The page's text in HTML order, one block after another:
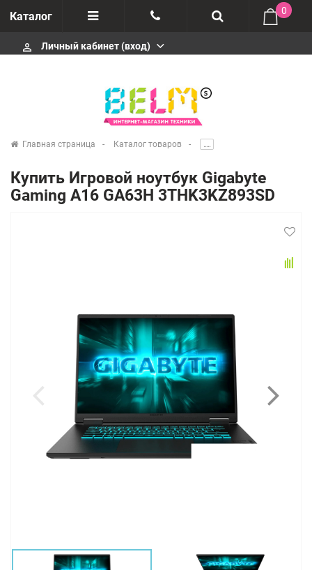
Каталог
Отзывы
Сервисные центры
+74952666992
0
perm_identity Личный кабинет (вход)
Главная страница Каталог товаров .....
Купить Игровой ноутбук Gigabyte
Gaming A16 GA63H 3THK3KZ893SD